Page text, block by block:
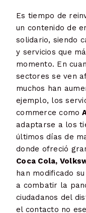
Es tiempo de
un contenido de
solidario, siendo
y servicios que
momento. En
sectores se ven
muchos han
ejemplo, los
commerce como
adaptarse a los
últimos días de
donde ofreció
Coca Cola,
han modificado
a combatir la
ciudadanos del
el contacto no